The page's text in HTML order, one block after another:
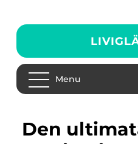
Menu
Den ultimata guiden till